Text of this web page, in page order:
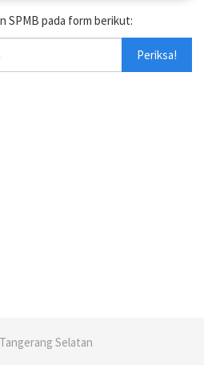
SPMB pada form berikut:
Periksa!
Selatan